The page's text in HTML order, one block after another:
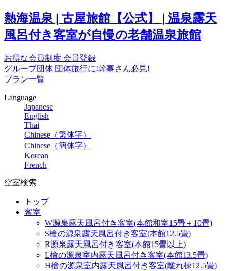
熱海温泉 | 古屋旅館【公式】 | 温泉露天
風呂付き客室が自慢の老舗温泉旅館
お得な会員制度 会員登録
グループ団体 団体旅行に!幹事さん必見!
プラン一覧
Language
Japanese
English
Thai
Chinese（繁体字）
Chinese（簡体字）
Korean
French
空室検索
トップ
客室
W源泉露天風呂付き客室(本館和室15畳＋10畳)
S檜の源泉露天風呂付き客室(本館12.5畳)
R源泉露天風呂付き客室(本館15畳以上)
L檜の源泉室内露天風呂付き客室(本館13.5畳)
H檜の源泉室内露天風呂付き客室(離れ棟12.5畳)